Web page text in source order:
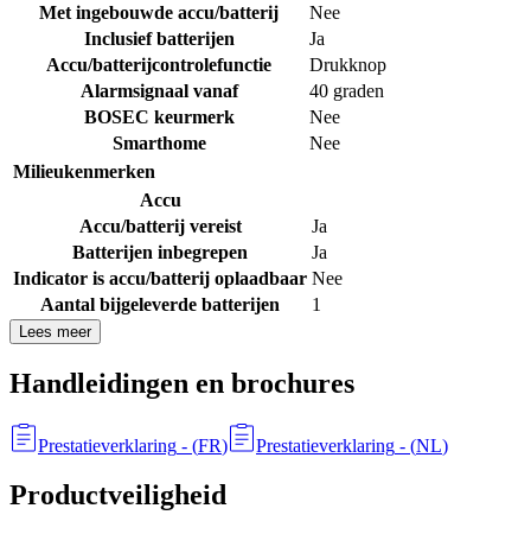
Met ingebouwde accu/batterij
Nee
Inclusief batterijen
Ja
Accu/batterijcontrolefunctie
Drukknop
Alarmsignaal vanaf
40 graden
BOSEC keurmerk
Nee
Smarthome
Nee
Milieukenmerken
Accu
Accu/batterij vereist
Ja
Batterijen inbegrepen
Ja
Indicator is accu/batterij oplaadbaar Nee
Aantal bijgeleverde batterijen
1
Lees meer
Handleidingen en brochures
Prestatieverklaring - (FR) Prestatieverklaring - (NL)
Productveiligheid